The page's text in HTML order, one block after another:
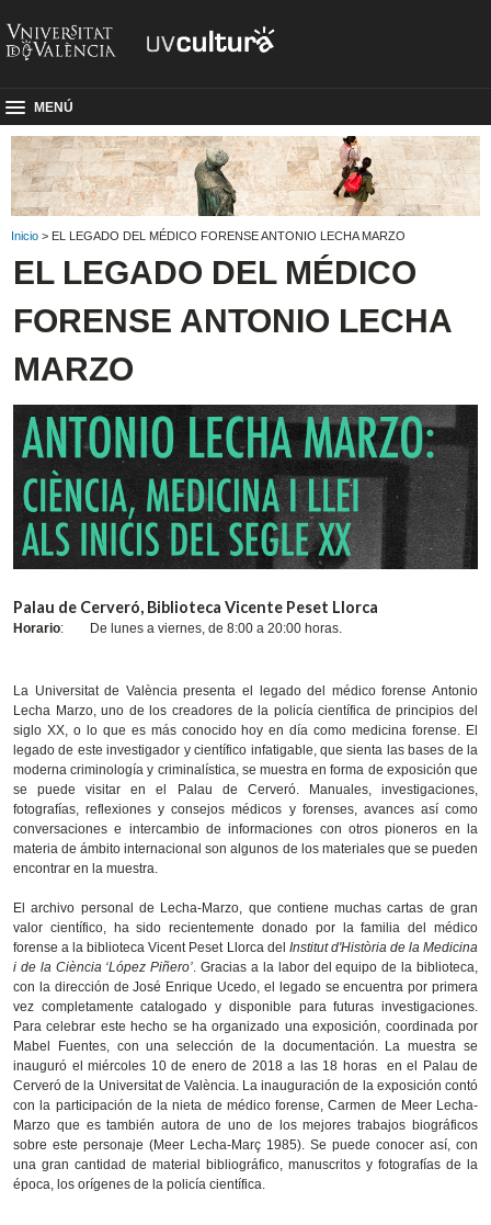
MENÚ
Inicio > EL LEGADO DEL MÉDICO FORENSE ANTONIO LECHA MARZO
EL LEGADO DEL MÉDICO
FORENSE ANTONIO LECHA
MARZO
Palau de Cerveró, Biblioteca Vicente Peset Llorca
Horario: De lunes a viernes, de 8:00 a 20:00 horas.
La Universitat de València presenta el legado del médico forense Antonio
Lecha Marzo, uno de los creadores de la policía científica de principios del
siglo XX, o lo que es más conocido hoy en día como medicina forense. El
legado de este investigador y científico infatigable, que sienta las bases de la
moderna criminología y criminalística, se muestra en forma de exposición que
se puede visitar en el Palau de Cerveró. Manuales, investigaciones,
fotografías, reflexiones y consejos médicos y forenses, avances así como
conversaciones e intercambio de informaciones con otros pioneros en la
materia de ámbito internacional son algunos de los materiales que se pueden
encontrar en la muestra.
El archivo personal de Lecha-Marzo, que contiene muchas cartas de gran
valor científico, ha sido recientemente donado por la familia del médico
forense a la biblioteca Vicent Peset Llorca del Institut d'Història de la Medicina
i de la Ciència ‘López Piñero’. Gracias a la labor del equipo de la biblioteca,
con la dirección de José Enrique Ucedo, el legado se encuentra por primera
vez completamente catalogado y disponible para futuras investigaciones.
Para celebrar este hecho se ha organizado una exposición, coordinada por
Mabel Fuentes, con una selección de la documentación. La muestra se
inauguró el miércoles 10 de enero de 2018 a las 18 horas en el Palau de
Cerveró de la Universitat de València. La inauguración de la exposición contó
con la participación de la nieta de médico forense, Carmen de Meer Lecha-
Marzo que es también autora de uno de los mejores trabajos biográficos
sobre este personaje (Meer Lecha-Març 1985). Se puede conocer así, con
una gran cantidad de material bibliográfico, manuscritos y fotografías de la
época, los orígenes de la policía científica.